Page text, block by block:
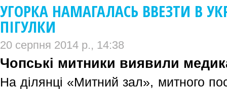
УГОРКА НАМАГАЛАСЬ ВВЕЗТИ В
ПІГУЛКИ
20 серпня 2014 р., 14:38
Чопські митники виявили
На ділянці «Митний зал», митного